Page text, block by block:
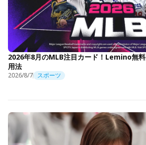
2026年8月のMLB注目カード！Lemino無
用法
2026/8/7 スポーツ